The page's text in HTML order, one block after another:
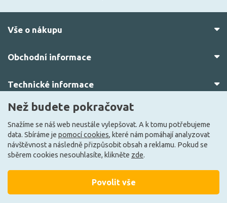
Vše o nákupu
Obchodní informace
Technické informace
O nás
Než budete pokračovat
Snažíme se náš web neustále vylepšovat. A k tomu potřebujeme
data. Sbíráme je pomocí cookies, které nám pomáhají analyzovat
návštěvnost a následně přizpůsobit obsah a reklamu. Pokud se
sběrem cookies nesouhlasíte, klikněte zde.
Povolit vše